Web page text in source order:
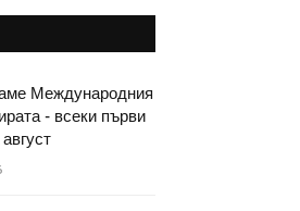
Международния
- всеки първи